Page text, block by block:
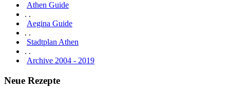
Athen Guide
. .
Aegina Guide
. .
Stadtplan Athen
. .
Archive 2004 - 2019
Neue Rezepte